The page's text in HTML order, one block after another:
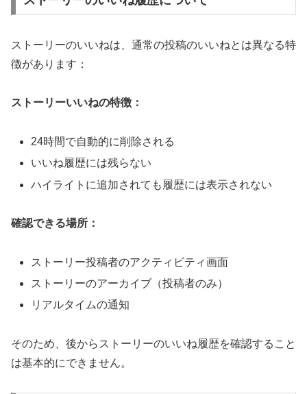
ストーリーのいいねは、通常の投稿のいいねとは異なる特
徴があります：
ストーリーいいねの特徴：
24時間で自動的に削除される
いいね履歴には残らない
ハイライトに追加されても履歴には表示されない
確認できる場所：
ストーリー投稿者のアクティビティ画面
ストーリーのアーカイブ（投稿者のみ）
リアルタイムの通知
そのため、後からストーリーのいいね履歴を確認すること
は基本的にできません。